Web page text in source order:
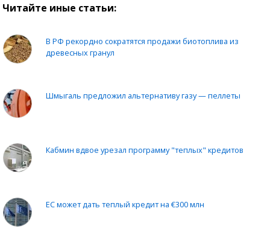
Читайте иные статьи:
В РФ рекордно сократятся продажи биотоплива из
древесных гранул
Шмыгаль предложил альтернативу газу — пеллеты
Кабмин вдвое урезал программу "теплых" кредитов
ЕС может дать теплый кредит на €300 млн